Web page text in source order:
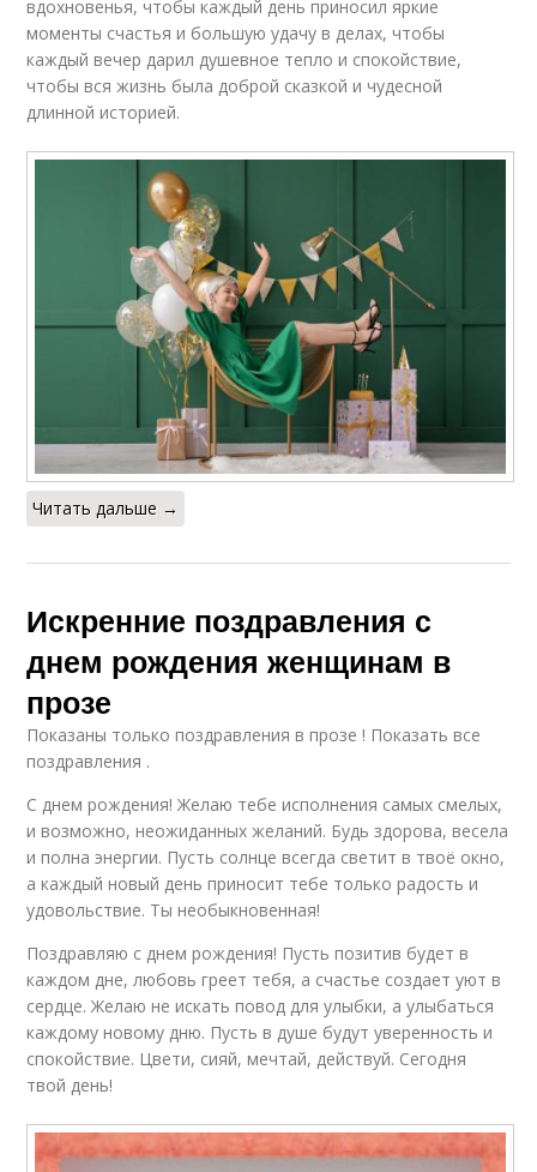
вдохновенья, чтобы каждый день приносил яркие
моменты счастья и большую удачу в делах, чтобы
каждый вечер дарил душевное тепло и спокойствие,
чтобы вся жизнь была доброй сказкой и чудесной
длинной историей.
Читать дальше →
Искренние поздравления с
днем рождения женщинам в
прозе
Показаны только поздравления в прозе ! Показать все
поздравления .
С днем рождения! Желаю тебе исполнения самых смелых,
и возможно, неожиданных желаний. Будь здорова, весела
и полна энергии. Пусть солнце всегда светит в твоё окно,
а каждый новый день приносит тебе только радость и
удовольствие. Ты необыкновенная!
Поздравляю с днем рождения! Пусть позитив будет в
каждом дне, любовь греет тебя, а счастье создает уют в
сердце. Желаю не искать повод для улыбки, а улыбаться
каждому новому дню. Пусть в душе будут уверенность и
спокойствие. Цвети, сияй, мечтай, действуй. Сегодня
твой день!